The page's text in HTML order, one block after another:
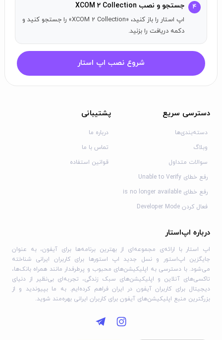
علی رغم حاکمیت بیگانه‌ها بر زمین و قول آینده‌ای درخشان برای
کسانی که مطابق می‌باشند، آن‌هایی که نافرمانی میکنند به
شدت ساکت می‌شوند. در لبه‌های جهان، نیروهای پراکنده XCOM
گرد هم می‌آیند تا از بشریت دفاع کنند، باعث ایجاد یک مقاومت
جهانی شوند و سیاره را بازپس بگیرند.
با مجموعه XCOM 2 از آیپد یا آیفون خود، رژیم بیگانه را سرنگون
فرماندهی کامل
تحویل تمامی چالش‌های تاکتیکی نوبتی XCOM 2: War of the
Chosen.
طراحی شده برای iOS
رهبری مقاومت با استفاده از یک رابط فرمان لمسی که برای
ظاهر، بار و توانایی‌های هر سرباز را شخصی‌سازی کنید.
هر بازی یک چالش منحصر به فرد
نیروهای خود را از طریق ترکیب نزدیک به بی‌نهایت اهداف،
ماموریت‌ها و نقشه‌ها هدایت کنید.
۴ جستجو و نصب XCOM 2 Collection
اپ استار را باز کنید، «XCOM 2 Collection» را جستجو کنید و
دکمه دریافت را بزنید.
شروع نصب اپ استار
دسترسی سریع
دسته‌بندی‌ها
وبلاگ
سوالات متداول
رفع خطای Unable to Verify
رفع خطای is no longer available
فعال کردن Developer Mode
پشتیبانی
درباره ما
تماس با ما
قوانین استفاده
درباره اپ‌استار
اپ استار با ارائه‌ی مجموعه‌ای از بهترین برنامه‌ها برای آیفون، به عنوان
جایگزین اپ‌استور و نسل جدید اپ استورها برای کاربران ایرانی شناخته
می‌شود. با دسترسی به اپلیکیشن‌های محبوب و پرطرفدار مانند همراه بانک‌ها،
تاکسی‌های آنلاین و اپلیکیشن‌های سبک زندگی، تجربه‌ای بی‌نظیر از دنیای
دیجیتال برای کاربران آیفون در ایران فراهم کرده‌ایم. به ما بپیوندید و از
بزرگترین منبع اپلیکیشن‌های آیفون برای کاربران ایرانی بهره‌مند شوید.